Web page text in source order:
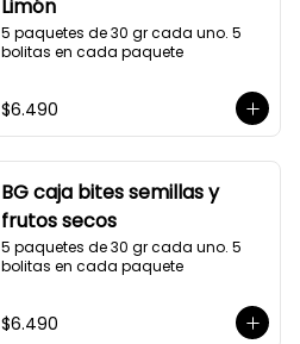
Limón
5 paquetes de 30 gr cada uno. 5
bolitas en cada paquete
$6.490
BG caja bites semillas y
frutos secos
5 paquetes de 30 gr cada uno. 5
bolitas en cada paquete
$6.490